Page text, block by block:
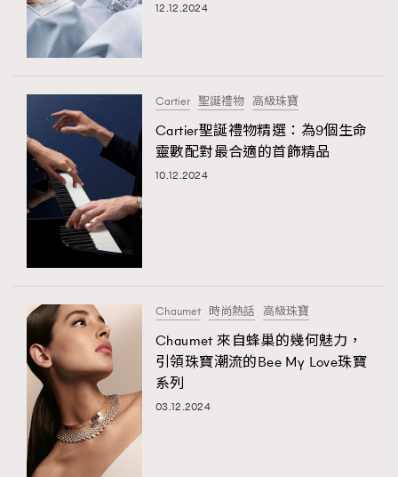
12.12.2024
Cartier 聖誕禮物 高級珠寶
Cartier聖誕禮物精選：為9個生命
靈數配對最合適的首飾精品
10.12.2024
Chaumet 時尚熱話 高級珠寶
Chaumet 來自蜂巢的幾何魅力，
引領珠寶潮流的Bee My Love珠寶
系列
03.12.2024